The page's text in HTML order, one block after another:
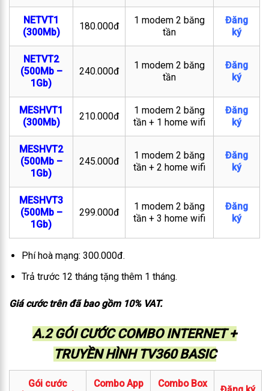
NETVT1
(300Mb)
180.000đ
1 modem 2 băng
tần
Đăng
ký
NETVT2
(500Mb –
1Gb)
240.000đ
1 modem 2 băng
tần
Đăng
ký
MESHVT1
(300Mb)
210.000đ
1 modem 2 băng
tần + 1 home wifi
Đăng
ký
MESHVT2
(500Mb –
1Gb)
245.000đ
1 modem 2 băng
tần + 2 home wifi
Đăng
ký
MESHVT3
(500Mb –
1Gb)
299.000đ
1 modem 2 băng
tần + 3 home wifi
Đăng
ký
Phí hoà mạng: 300.000đ.
Trả trước 12 tháng tặng thêm 1 tháng.
Giá cước trên đã bao gồm 10% VAT.
A.2 GÓI CƯỚC COMBO INTERNET +
TRUYỀN HÌNH TV360 BASIC
Gói cước
Combo App
Combo Box